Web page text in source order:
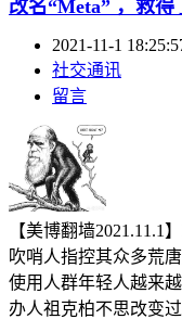
改名“Meta” ，救得
2021-11-1
社交通讯
留言
【美博翻墙2021.11.1
吹哨人指控其众多荒
使用人群年轻人越来
办人祖克柏不思改变